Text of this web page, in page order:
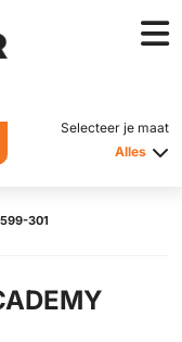
Selecteer je maat
Alles
301